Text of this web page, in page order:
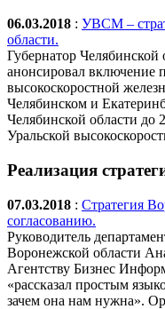
06.03.2018 : УВСМ –
области.
Губернатор
анонсировал включение
высокоскоростной
Челябинском и
Челябинской области до
Уральской
Реализация
07.03.2018 : Стратегия
согласованию.
Руководитель
Воронежской области
Агентству Бизнес
«рассказал простым
зачем она нам нужна».